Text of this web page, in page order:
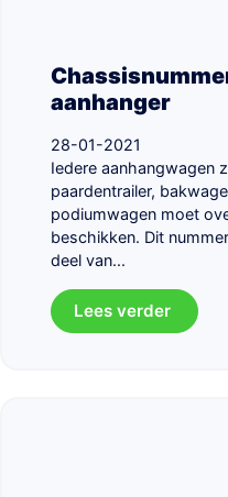
aanhanger
28-01-2021
Iedere aanhangwagen
paardentrailer,
podiumwagen moet
beschikken. Dit
deel van...
Lees verder